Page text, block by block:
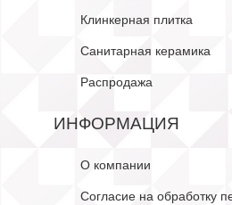
Клинкерная плитка
Санитарная керамика
Распродажа
ИНФОРМАЦИЯ
О компании
Согласие на обработку